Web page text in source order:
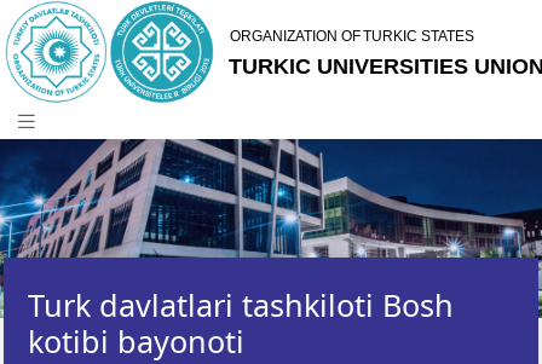
Turk davlatlari tashkiloti Bosh
kotibi bayonoti